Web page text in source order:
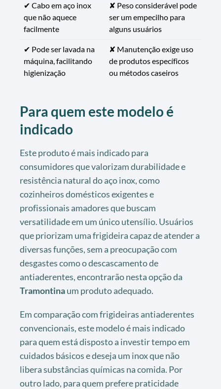
✔ Cabo em aço inox
que não aquece
facilmente
✘ Peso considerável pode
ser um empecilho para
alguns usuários
✔ Pode ser lavada na
máquina, facilitando
higienização
✘ Manutenção exige uso
de produtos específicos
ou métodos caseiros
Para quem este modelo é
indicado
Este produto é mais indicado para
consumidores que valorizam durabilidade e
resistência natural do aço inox, como
cozinheiros domésticos exigentes e
profissionais amadores que buscam
versatilidade em um único utensílio. Usuários
que priorizam uma frigideira capaz de atender a
diversas funções, sem a preocupação com
desgastes como o descascamento de
antiaderentes, encontrarão nesta opção da
Tramontinaum produto adequado.
Em comparação com frigideiras antiaderentes
convencionais, este modelo é mais indicado
para quem está disposto a investir tempo em
cuidados básicos e deseja um inox que não
libera substâncias químicas na comida. Por
outro lado, para quem prefere praticidade